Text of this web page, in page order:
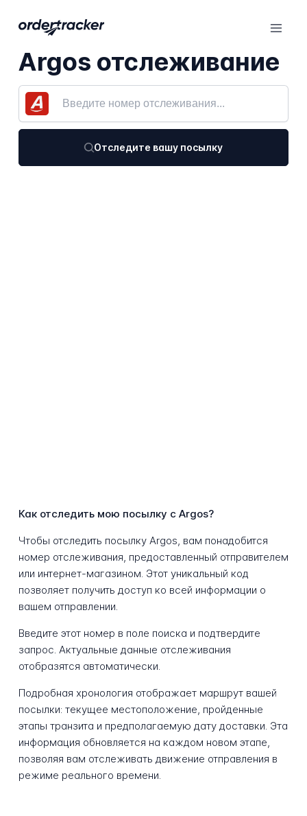
Argos отслеживание
Отследите вашу посылку
Как отследить мою посылку с Argos?
Чтобы отследить посылку Argos, вам понадобится
номер отслеживания, предоставленный отправителем
или интернет-магазином. Этот уникальный код
позволяет получить доступ ко всей информации о
вашем отправлении.
Введите этот номер в поле поиска и подтвердите
запрос. Актуальные данные отслеживания
отобразятся автоматически.
Подробная хронология отображает маршрут вашей
посылки: текущее местоположение, пройденные
этапы транзита и предполагаемую дату доставки. Эта
информация обновляется на каждом новом этапе,
позволяя вам отслеживать движение отправления в
режиме реального времени.